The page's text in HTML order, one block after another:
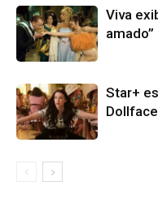
Viva
amado”
Star+
Dollface